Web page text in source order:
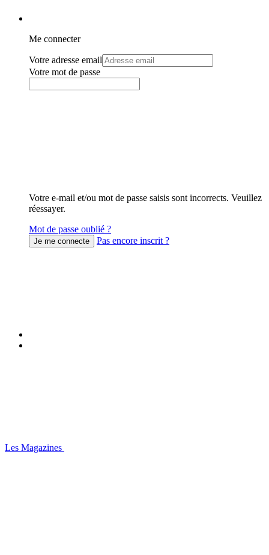
Me connecter
Votre adresse email
Votre mot de passe
Votre e-mail et/ou mot de passe saisis sont incorrects. Veuillez
réessayer.
Mot de passe oublié ?
Pas encore inscrit ?
Les Magazines